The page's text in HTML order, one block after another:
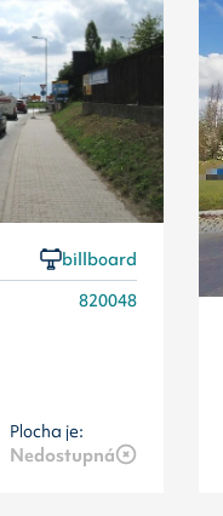
billboard
820048
Plocha je:
Nedostupná